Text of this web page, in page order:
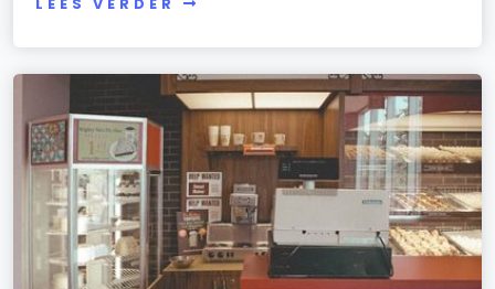
LEES VERDER